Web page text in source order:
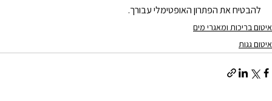
להבטיח את הפתרון האופטימלי עבורך.
איטום בריכות ומאגרי מים
איטום גגות